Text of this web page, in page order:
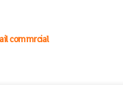
commrcial